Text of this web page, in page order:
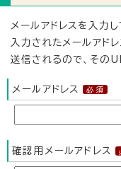
メールアドレスを入力し
入力されたメールアド
送信されるので、その
メールアドレス
確認用メールアドレス